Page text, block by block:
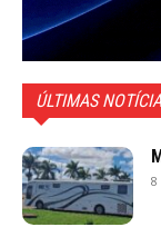
ÚLTIMAS
8